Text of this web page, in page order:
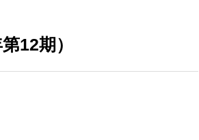
12期）